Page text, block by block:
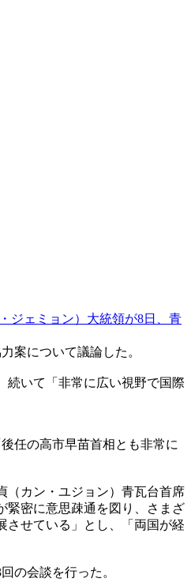
ジェミョン）大統領が8日、青
案について議論した。
続いて「非常に広い視野で国際
任の高市早苗首相とも非常に
（カン・ユジョン）青瓦台首席
緊密に意思疎通を図り、さまざ
させている」とし、「両国が経
の会談を行った。